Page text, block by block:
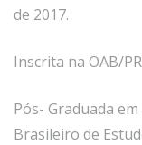
de 2017.
Inscrita na OAB/
Pós- Graduada
Brasileiro de